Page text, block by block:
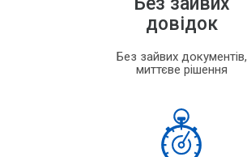
довідок
Без зайвих документів,
миттєве рішення